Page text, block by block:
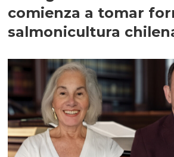
comienza a tomar
salmonicultura